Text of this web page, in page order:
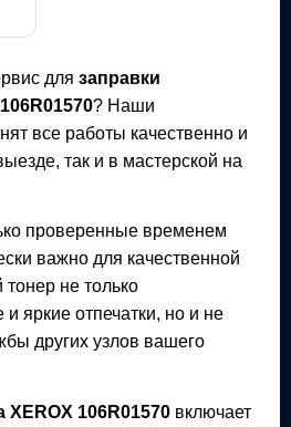
для заправки
? Наши
все работы качественно и
так и в мастерской на
проверенные временем
важно для качественной
не только
и яркие отпечатки, но и не
других узлов вашего
XEROX 106R01570 включает